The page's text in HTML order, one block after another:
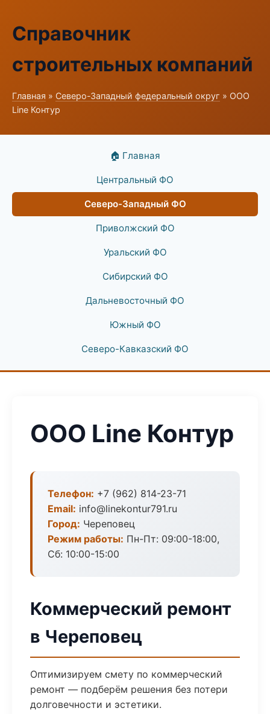
Справочник
строительных компаний
Главная » Северо-Западный федеральный округ » ООО
Line Контур
🏠 Главная
Центральный ФО
Северо-Западный ФО
Приволжский ФО
Уральский ФО
Сибирский ФО
Дальневосточный ФО
Южный ФО
Северо-Кавказский ФО
ООО Line Контур
Телефон: +7 (962) 814-23-71
Email: info@linekontur791.ru
Город: Череповец
Режим работы: Пн-Пт: 09:00-18:00,
Сб: 10:00-15:00
Коммерческий ремонт
в Череповец
Оптимизируем смету по коммерческий
ремонт — подберём решения без потери
долговечности и эстетики.